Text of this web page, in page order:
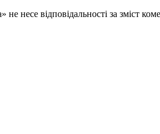
несе відповідальності за зміст